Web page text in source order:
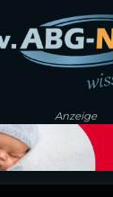
Anzeige